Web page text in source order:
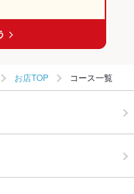
お店TOP コース一覧